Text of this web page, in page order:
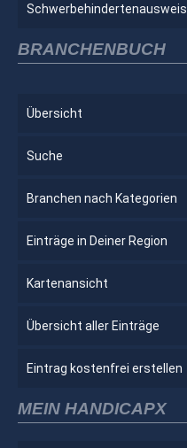
Schwerbehindertenausweis
BRANCHENBUCH
Übersicht
Suche
Branchen nach Kategorien
Einträge in Deiner Region
Kartenansicht
Übersicht aller Einträge
Eintrag kostenfrei erstellen
MEIN HANDICAPX